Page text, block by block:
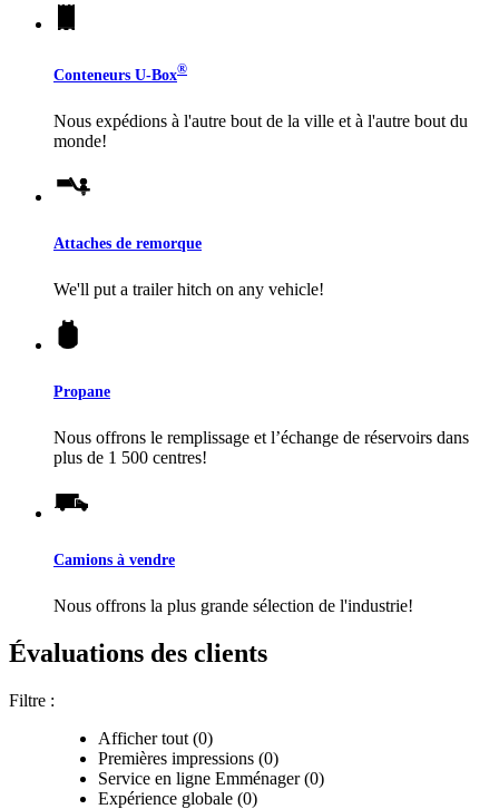
Conteneurs U-Box®
Nous expédions à l'autre bout de la ville et à l'autre bout du
monde!
Attaches de remorque
We'll put a trailer hitch on any vehicle!
Propane
Nous offrons le remplissage et l’échange de réservoirs dans
plus de 1 500 centres!
Camions à vendre
Nous offrons la plus grande sélection de l'industrie!
Évaluations des clients
Filtre :
Afficher tout (0)
Premières impressions (0)
Service en ligne Emménager (0)
Expérience globale (0)